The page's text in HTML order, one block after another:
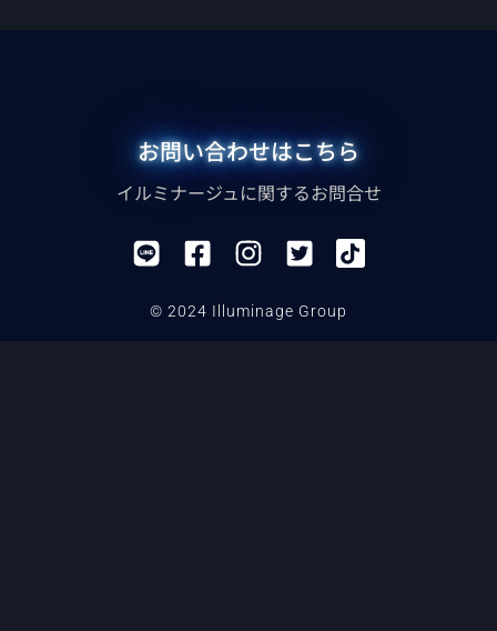
お問い合わせはこちら
イルミナージュに関するお問合せ
© 2024 Illuminage Group